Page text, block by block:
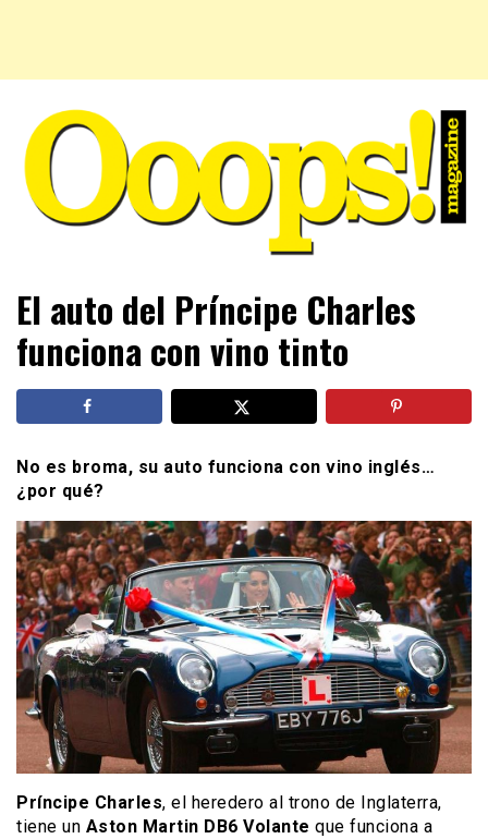
Ooops! Magazine
al tanto de las celebridades que sigues, todo a tu alcance
en un mismo lugar. Grupo Leferas™
El auto del Príncipe Charles
funciona con vino tinto
No es broma, su auto funciona con vino inglés…
¿por qué?
Príncipe Charles, el heredero al trono de Inglaterra,
tiene un Aston Martin DB6 Volante que funciona a